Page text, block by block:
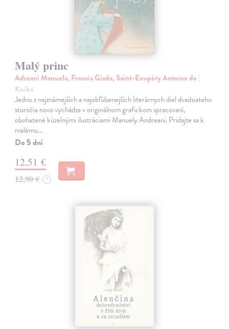
Malý princ
Adreani Manuela, Francia Giada, Saint-Exupéry Antoine de |
Kniha
Jedno z najznámejších a najobľúbenejších literárnych diel dvadsiateho
storočia novo vychádza v originálnom grafickom spracovaní,
obohatené kúzelnými ilustráciami Manuely Andreani. Pridajte sa k
malému…
Do 5 dní
12,51 €
12,90 € ?